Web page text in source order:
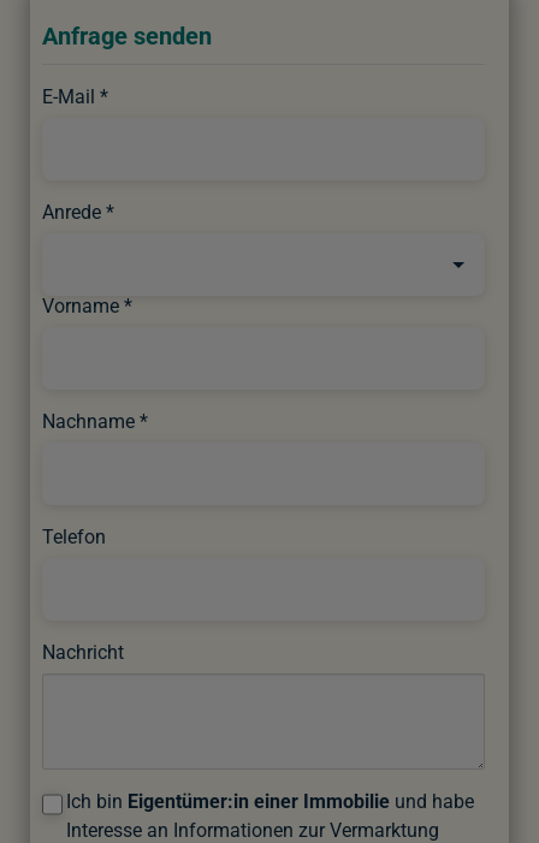
Anfrage senden
E-Mail
Anrede
Vorname
Nachname
Telefon
Nachricht
Ich bin Eigentümer:in einer Immobilie und habe
Interesse an Informationen zur Vermarktung